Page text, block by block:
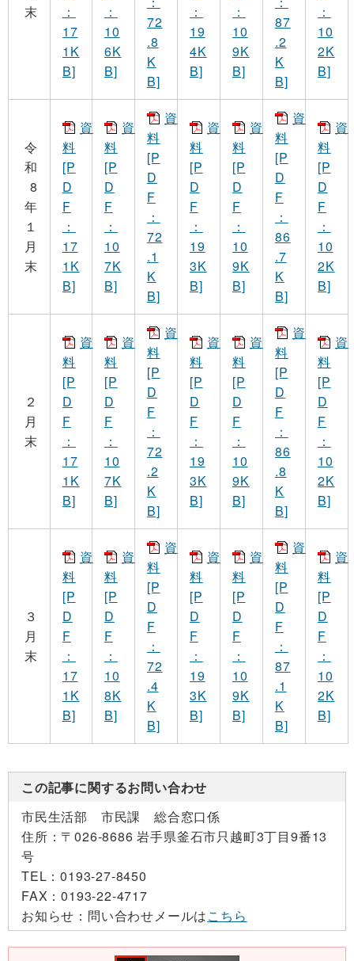
末
：
17
1K
B]
：
10
6K
B]
72
.8
K
B]
：
19
4K
B]
：
10
9K
B]
87
.2
K
B]
：
10
2K
B]
令
和
8
年
１
月
末
資
料
[P
D
F
：
17
1K
B]
資
料
[P
D
F
：
10
7K
B]
資
料
[P
D
F
：
72
.1
K
B]
資
料
[P
D
F
：
19
3K
B]
資
料
[P
D
F
：
10
9K
B]
資
料
[P
D
F
：
86
.7
K
B]
資
料
[P
D
F
：
10
2K
B]
２
月
末
資
料
[P
D
F
：
17
1K
B]
資
料
[P
D
F
：
10
7K
B]
資
料
[P
D
F
：
72
.2
K
B]
資
料
[P
D
F
：
19
3K
B]
資
料
[P
D
F
：
10
9K
B]
資
料
[P
D
F
：
86
.8
K
B]
資
料
[P
D
F
：
10
2K
B]
３
月
末
資
料
[P
D
F
：
17
1K
B]
資
料
[P
D
F
：
10
8K
B]
資
料
[P
D
F
：
72
.4
K
B]
資
料
[P
D
F
：
19
3K
B]
資
料
[P
D
F
：
10
9K
B]
資
料
[P
D
F
：
87
.1
K
B]
資
料
[P
D
F
：
10
2K
B]
この記事に関するお問い合わせ
市民生活部 市民課 総合窓口係
住所： 〒026-8686 岩手県釜石市只越町3丁目9番13
号
TEL：0193-27-8450
FAX：0193-22-4717
お知らせ： 問い合わせメールはこちら